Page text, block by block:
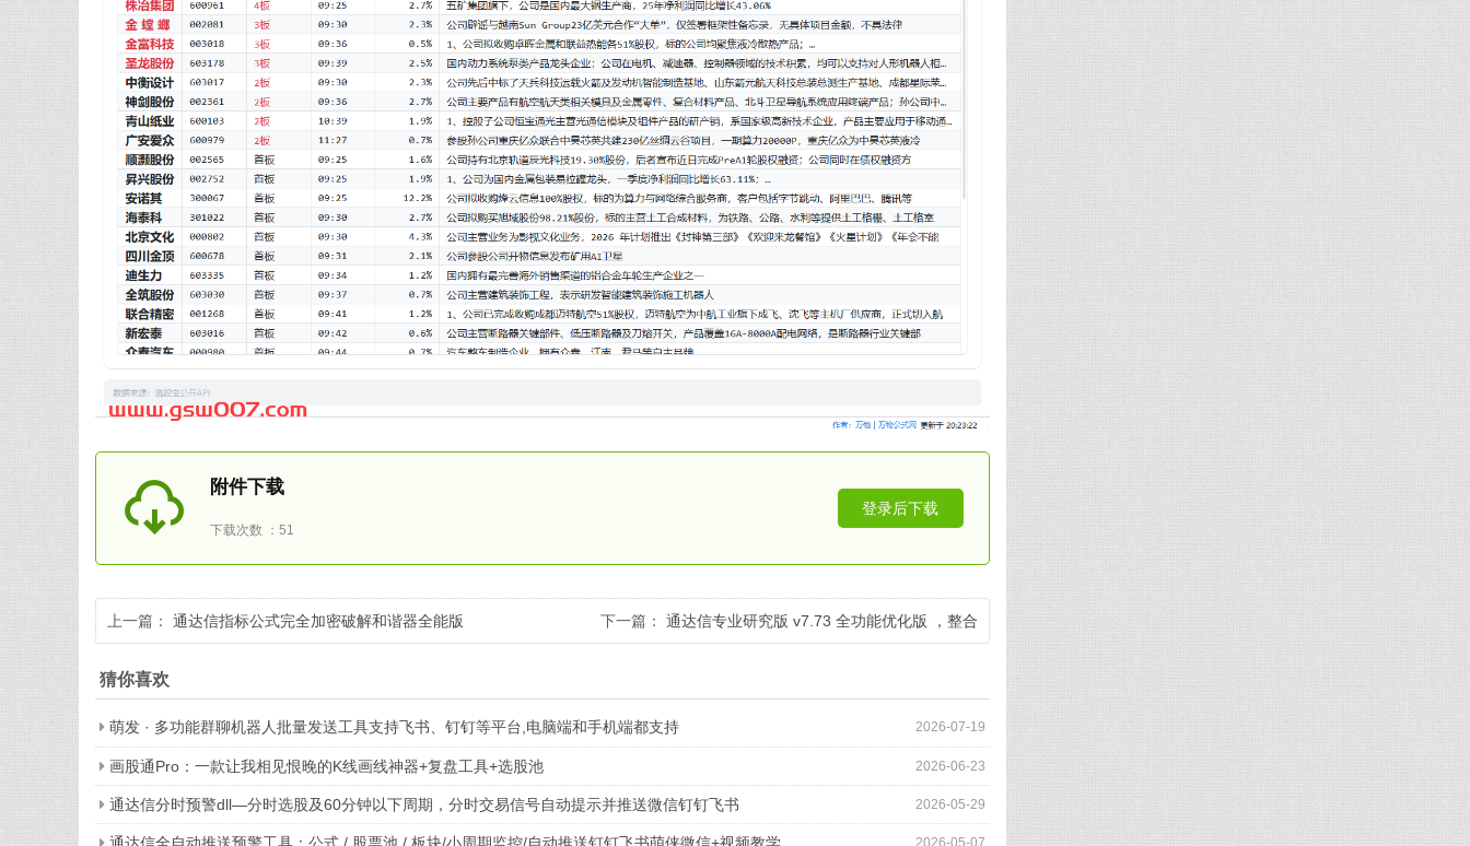
附件下载
下载次数 ：51
登录后下载
上一篇： 通达信指标公式完全加密破解和谐器全能版 下一篇：通达信专业研究版 v7.73 全功能优化版 ，整合
猜你喜欢
2026-07-19
萌发 · 多功能群聊机器人批量发送工具支持飞书、钉钉等平台,电脑端和手机端都支持
2026-06-23
画股通Pro：一款让我相见恨晚的K线画线神器+复盘工具+选股池
2026-05-29
通达信分时预警dll—分时选股及60分钟以下周期，分时交易信号自动提示并推送微信钉钉飞书
2026-05-07